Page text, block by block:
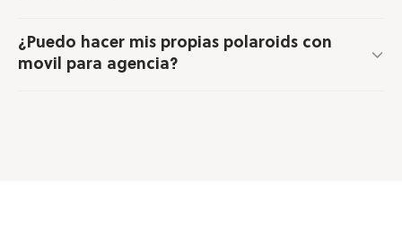
¿Puedo hacer mis propias polaroids con
movil para agencia?